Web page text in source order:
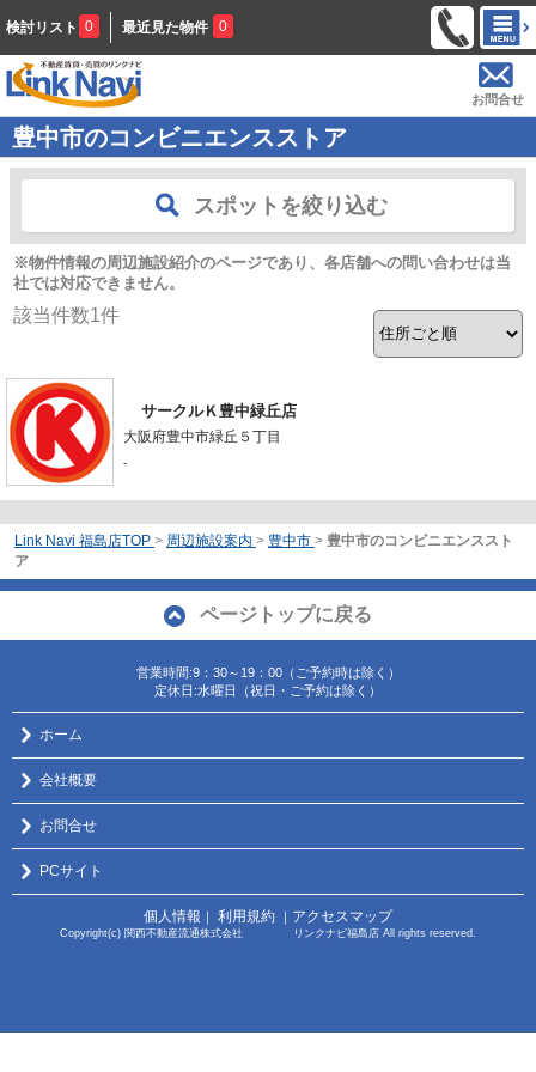
検討リスト 0 最近見た物件 0
お問合せ
豊中市のコンビニエンスストア
スポットを絞り込む
※物件情報の周辺施設紹介のページであり、各店舗への問い合わせは当
社では対応できません。
該当件数1件
サークルＫ豊中緑丘店
大阪府豊中市緑丘５丁目
-
Link Navi 福島店TOP > 周辺施設案内 > 豊中市 > 豊中市のコンビニエンススト
ア
ページトップに戻る
営業時間:9：30～19：00（ご予約時は除く）
定休日:水曜日（祝日・ご予約は除く）
ホーム
会社概要
お問合せ
PCサイト
個人情報 ｜ 利用規約 ｜ アクセスマップ
Copyright(c) 関西不動産流通株式会社 リンクナビ福島店 All rights reserved.